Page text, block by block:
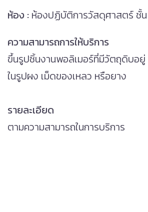
ห้อง : ห้องปฏิบัติการวัสดุศาสตร์ ชั้น
ความสามารถการให้บริการ
ขึ้นรูปชิ้นงานพอลิเมอร์ที่มีวัตถุดิบอยู่
ในรูปผง เม็ดของเหลว หรือยาง
รายละเอียด
ตามความสามารถในการบริการ